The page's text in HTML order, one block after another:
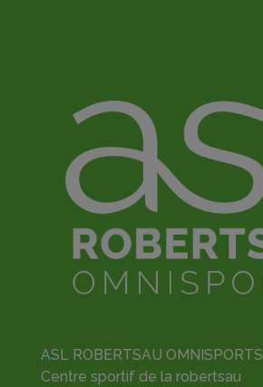
ASL ROBERTSAU OMNISPORTS
Centre sportif de la robertsau